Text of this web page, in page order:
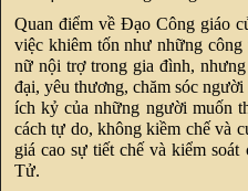
Quan điểm về Đạo Công giáo
việc khiêm tốn như những
nữ nội trợ trong gia đình,
đại, yêu thương, chăm sóc
ích kỷ của những người muốn
cách tự do, không kiềm chế và
giá cao sự tiết chế và kiểm
Tử.